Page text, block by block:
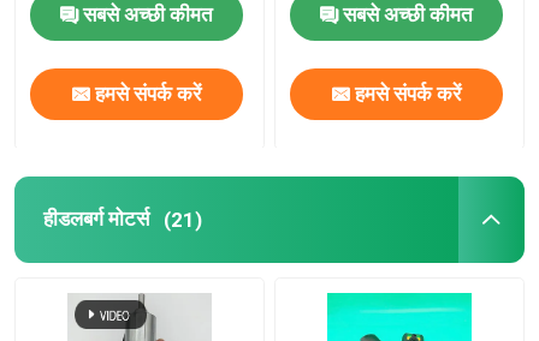
सबसे अच्छी कीमत
हमसे संपर्क करें
सबसे अच्छी कीमत
हमसे संपर्क करें
हीडलबर्ग मोटर्स (21)